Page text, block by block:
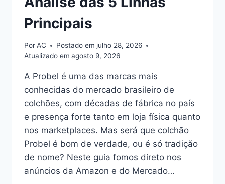
Principais
PorAC Postado em julho 28, 2026
Atualizado em agosto 9, 2026
A Probel é uma das marcas mais
conhecidas do mercado brasileiro de
colchões, com décadas de fábrica no país
e presença forte tanto em loja física quanto
nos marketplaces. Mas será que colchão
Probel é bom de verdade, ou é só tradição
de nome? Neste guia fomos direto nos
anúncios da Amazon e do Mercado…